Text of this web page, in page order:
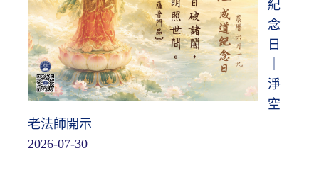
紀
念
日
淨
空
老法師開示
2026-07-30